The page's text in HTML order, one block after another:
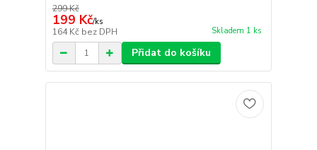
299 Kč
199 Kč/ks
164 Kč bez DPH Skladem 1 ks
Přidat do košíku